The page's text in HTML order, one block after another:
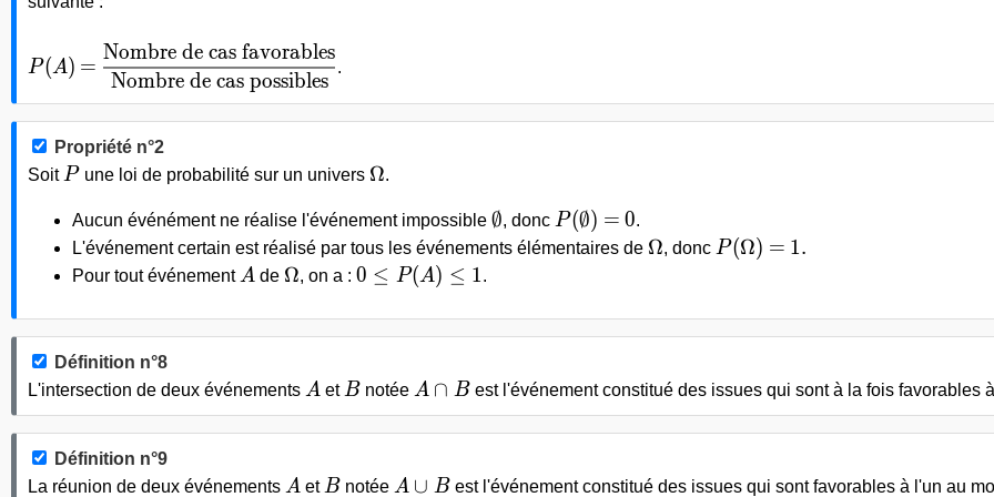
P(A)
P(A) = \dfrac{\text{Nombre de cas favorables}}{\text{Nombre de cas possibles}}
Nombre de cas possibles
Nombre de cas favorables
.
Propriété n°2
Soit P
Pune loi de probabilité sur un univers \Omega
Ω.
Aucun événément ne réalise l'événement impossible \emptyset
∅, donc P(\emptyset) =
P(∅) = 0
0.
L'événement certain est réalisé par tous les événements élémentaires de \Omega
Ω, donc P(\Omega) =
P(Ω) = 1.
1.
Pour tout événement A
A de \Omega
Ω, on a : 0 \leq P(A) \leq 1
0 ≤ P(A) ≤ 1.
Définition n°8
L'intersection de deux événements A
A et B
Bnotée A\cap B
A ∩ Best l'événement constitué des issues qui sont à la fois favorables à
Définition n°9
La réunion de deux événements A
A et B
Bnotée A\cup B
A ∪ Best l'événement constitué des issues qui sont favorables à l'un au